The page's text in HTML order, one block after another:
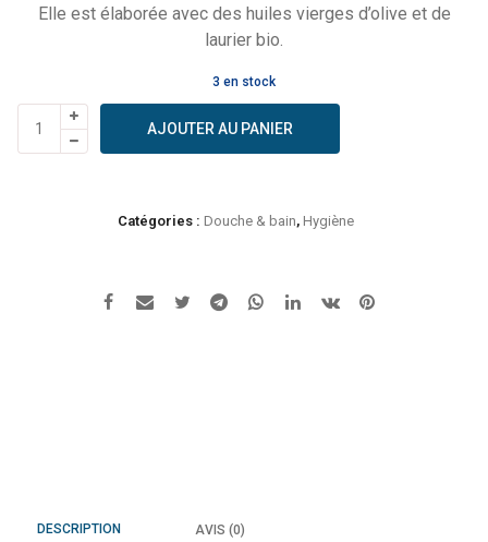
Elle est élaborée avec des huiles vierges d’olive et de
laurier bio.
3 en stock
quantité
de
AJOUTER AU PANIER
Catégories : Douche & bain, Hygiène
DESCRIPTION AVIS (0)